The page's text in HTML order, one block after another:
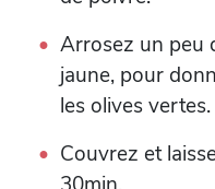
Arrosez un peu
jaune, pour
les olives vertes.
Couvrez et